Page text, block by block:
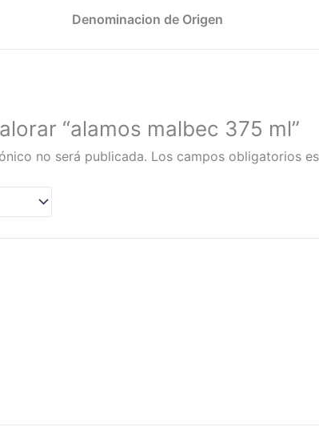
Denominacion de Origen
“alamos malbec 375 ml”
no será publicada. Los campos obligatorios